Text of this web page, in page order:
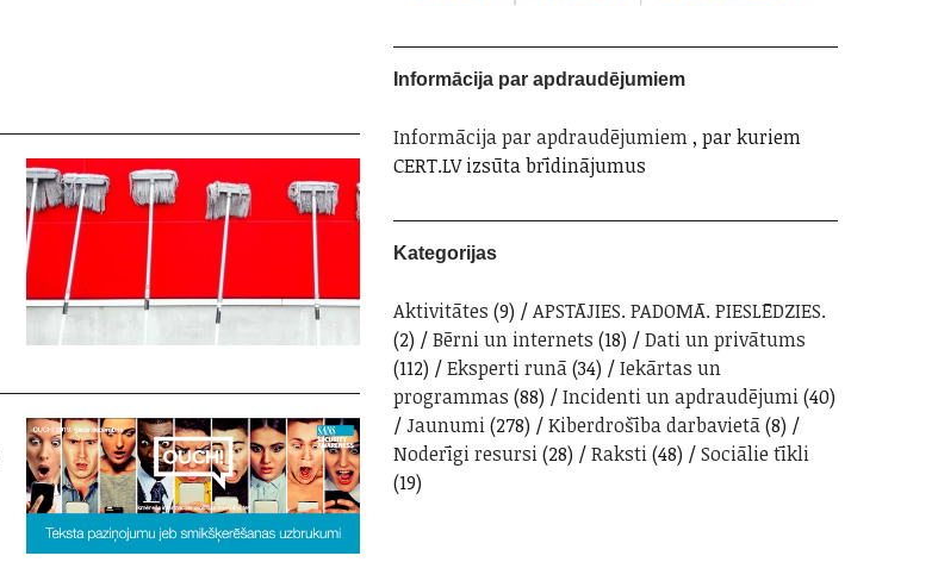
Informācija par apdraudējumiem
Informācija par apdraudējumiem, par kuriem
CERT.LV izsūta brīdinājumus
Kategorijas
Aktivitātes (9)
APSTĀJIES. PADOMĀ. PIESLĒDZIES.
(2)
Bērni un internets (18)
Dati un privātums
(112)
Eksperti runā(34)
Iekārtas un
programmas (88) Incidenti un apdraudējumi(40)
Jaunumi(278) Kiberdrošība darbavietā(8)
Noderīgi resursi(28) Raksti(48)
Sociālie tīkli
(19)